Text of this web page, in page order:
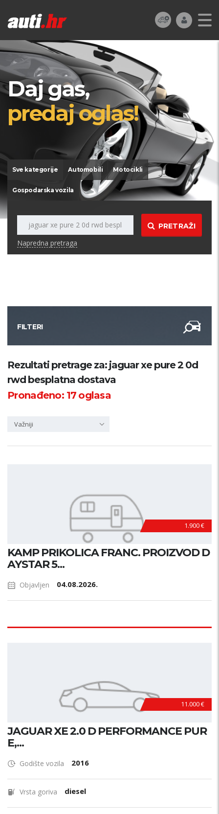
Daj gas,
predaj oglas!
Sve kategorije Automobili Motocikli
Gospodarska vozila
PRETRAŽI
Napredna pretraga
FILTERI
Kategorija
Županija
Rezultati pretrage za: jaguar xe pure 2 0d
rwd besplatna dostava
Pronađeno: 17oglasa
Važniji
1.900 €
KAMP PRIKOLICA FRANC. PROIZVOD D
AYSTAR 5...
Objavljen 04.08.2026.
11.000 €
JAGUAR XE 2.0 D PERFORMANCE PUR
E,...
Godište vozila 2016
Vrsta goriva diesel